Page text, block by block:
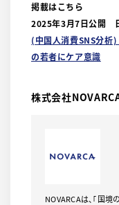
掲載はこちら
2025年3月7日公開
(中国人消費SNS分析)
の若者にケア意識
株式会社
NOVARCAは、｢国境